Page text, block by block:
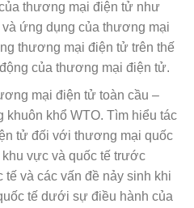
thương mại điện tử như
ứng dụng của thương mại
thương mại điện tử trên thế
của thương mại điện tử.
mại điện tử toàn cầu –
khổ WTO. Tìm hiểu tác
tử đối với thương mại quốc
vực và quốc tế trước
và các vấn đề nảy sinh khi
tế dưới sự điều hành của